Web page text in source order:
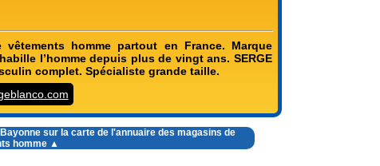
vêtements homme partout en France. Marque
l’homme depuis plus de vingt ans. SERGE
complet. Spécialiste grande taille.
sur la carte de l'annuaire des magasins de
homme ▲